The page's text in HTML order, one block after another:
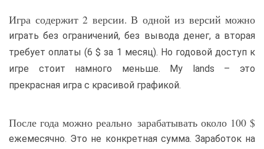
Игра содержит 2 версии. В одной из версий можно
играть без ограничений, без вывода денег, а вторая
требует оплаты (6 $ за 1 месяц). Но годовой доступ к
игре стоит намного меньше. My lands – это
прекрасная игра с красивой графикой.
После года можно реально зарабатывать около 100 $
ежемесячно. Это не конкретная сумма. Заработок на